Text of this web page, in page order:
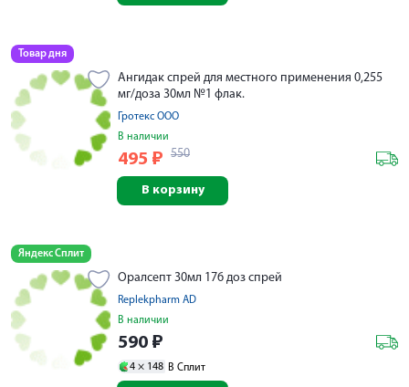
Товар дня
Ангидак спрей для местного применения 0,255
мг/доза 30мл №1 флак.
Гротекс ООО
В наличии
495 ₽ 550
В корзину
Яндекс Сплит
Оралсепт 30мл 176 доз спрей
Replekpharm AD
В наличии
590 ₽
4 × 148 В Сплит